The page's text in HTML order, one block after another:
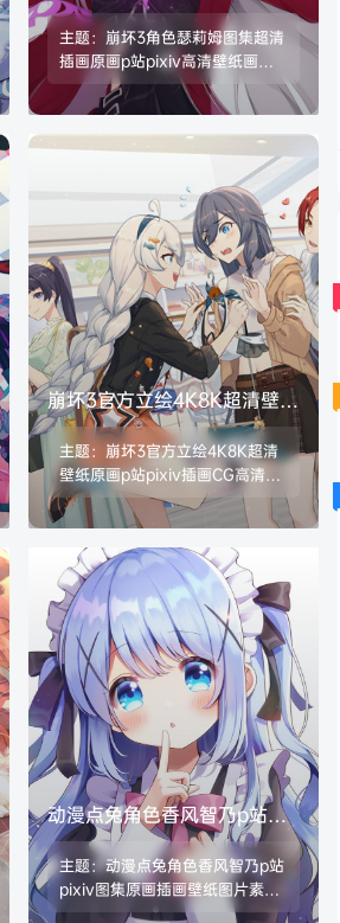
画原画p站pixiv高清壁纸画集
图片素材
主题：崩坏3角色瑟莉姆图集超清
插画原画p站pixiv高清壁纸画集
图片素材 格式：JPG/PNG 数
量：603张/2.06G
崩坏3官方立绘4K8K超清壁纸
原画p站pixiv插画CG高清美
术图片
主题：崩坏3官方立绘4K8K超清
壁纸原画p站pixiv插画CG高清美
术图片素材 格式：JPG/PNG 数
量：57775张/21.7G,随游戏版本
更新
动漫点兔角色香风智乃p站
pixiv图集原画插画壁纸图片素
材美术资料
主题：动漫点兔角色香风智乃p站
pixiv图集原画插画壁纸图片素材
美术资料 格式：JPG/PNG 数